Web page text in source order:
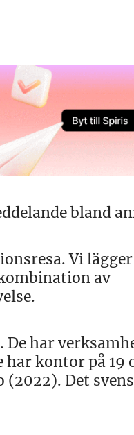
bland
Vi
av
De har
har kontor på 19
(2022). Det